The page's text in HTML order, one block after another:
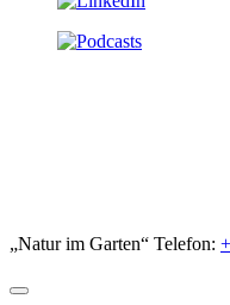
„Natur im Garten“ Telefon: